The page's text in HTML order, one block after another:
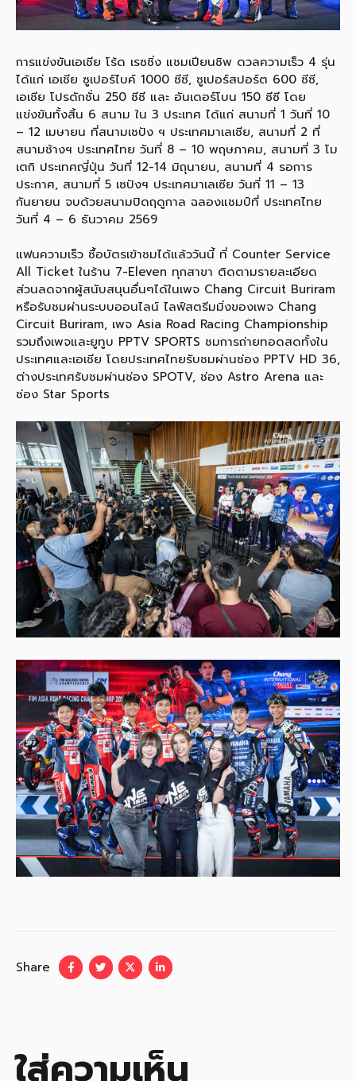
การแข่งขันเอเชีย โร้ด เรซซิ่ง แชมเปียนชิพ ดวลความเร็ว 4 รุ่น
ได้แก่ เอเชีย ซูเปอร์ไบค์ 1000 ซีซี, ซูเปอร์สปอร์ต 600 ซีซี,
เอเชีย โปรดักชั่น 250 ซีซี และ อันเดอร์โบน 150 ซีซี โดย
แข่งขันทั้งสิ้น 6 สนาม ใน 3 ประเทศ ได้แก่ สนามที่ 1 วันที่ 10
– 12 เมษายน ที่สนามเซปัง ฯ ประเทศมาเลเซีย, สนามที่ 2 ที่
สนามช้างฯ ประเทศไทย วันที่ 8 – 10 พฤษภาคม, สนามที่ 3 โม
เตกิ ประเทศญี่ปุ่น วันที่ 12-14 มิถุนายน, สนามที่ 4 รอการ
ประกาศ, สนามที่ 5 เซปังฯ ประเทศมาเลเซีย วันที่ 11 – 13
กันยายน จบด้วยสนามปิดฤดูกาล ฉลองแชมป์ที่ ประเทศไทย
วันที่ 4 – 6 ธันวาคม 2569
แฟนความเร็ว ซื้อบัตรเข้าชมได้แล้ววันนี้ ที่ Counter Service
All Ticket ในร้าน 7-Eleven ทุกสาขา ติดตามรายละเอียด
ส่วนลดจากผู้สนับสนุนอื่นๆได้ในเพจ Chang Circuit Buriram
หรือรับชมผ่านระบบออนไลน์ ไลฟ์สตรีมมิ่งของเพจ Chang
Circuit Buriram, เพจ Asia Road Racing Championship
รวมถึงเพจและยูทูบ PPTV SPORTS ชมการถ่ายทอดสดทั้งใน
ประเทศและเอเชีย โดยประเทศไทยรับชมผ่านช่อง PPTV HD 36,
ต่างประเทศรับชมผ่านช่อง SPOTV, ช่อง Astro Arena และ
ช่อง Star Sports
Share
ใส่ความเห็น